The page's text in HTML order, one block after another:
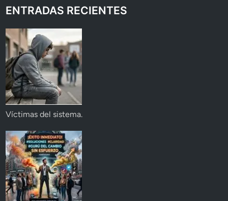
ENTRADAS RECIENTES
Víctimas del sistema.